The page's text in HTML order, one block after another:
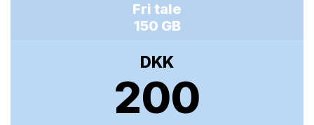
Fri tale
150 GB
DKK
200